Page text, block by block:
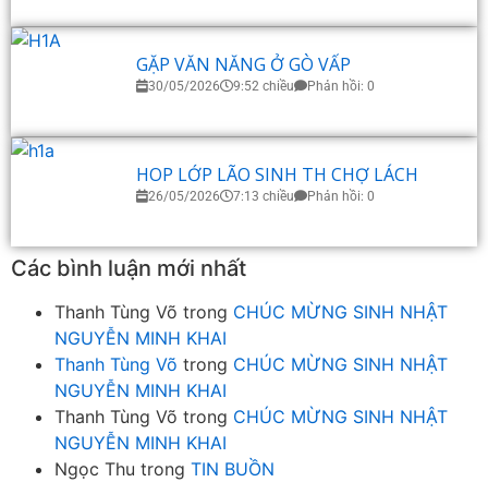
GẶP VĂN NĂNG Ở GÒ VẤP
30/05/2026 9:52 chiều Phản hồi: 0
HOP LỚP LÃO SINH TH CHỢ LÁCH
26/05/2026 7:13 chiều Phản hồi: 0
Các bình luận mới nhất
Thanh Tùng Võ trong CHÚC MỪNG SINH NHẬT
NGUYỄN MINH KHAI
Thanh Tùng Võ trong CHÚC MỪNG SINH NHẬT
NGUYỄN MINH KHAI
Thanh Tùng Võ trong CHÚC MỪNG SINH NHẬT
NGUYỄN MINH KHAI
Ngọc Thu trong TIN BUỒN